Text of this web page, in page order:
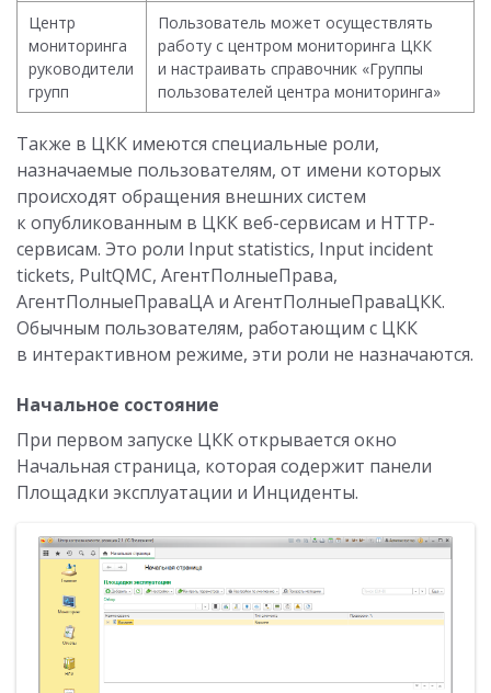
Центр
мониторинга
руководители
групп
Пользователь может осуществлять
работу с центром мониторинга ЦКК
и настраивать справочник «Группы
пользователей центра мониторинга»
Также в ЦКК имеются специальные роли,
назначаемые пользователям, от имени которых
происходят обращения внешних систем
к опубликованным в ЦКК веб-сервисам и HTTP-
сервисам. Это роли Input statistics, Input incident
tickets, PultQMC, АгентПолныеПрава,
АгентПолныеПраваЦА и АгентПолныеПраваЦКК.
Обычным пользователям, работающим с ЦКК
в интерактивном режиме, эти роли не назначаются.
Начальное состояние
При первом запуске ЦКК открывается окно
Начальная страница, которая содержит панели
Площадки эксплуатации и Инциденты.